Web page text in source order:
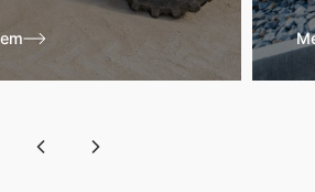
gépparkkal valósul